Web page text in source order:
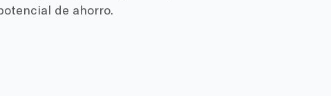
de ahorro.